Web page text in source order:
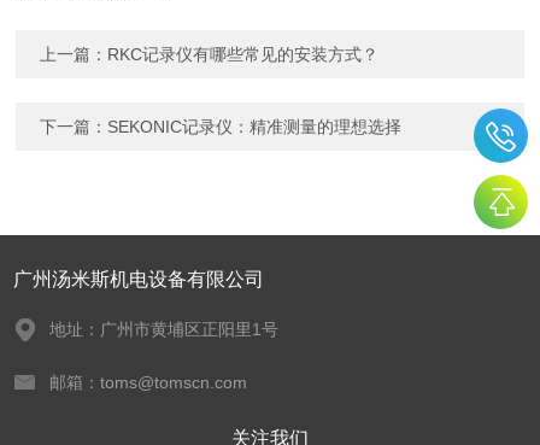
上一篇： RKC记录仪有哪些常见的安装方式？
下一篇： SEKONIC记录仪：精准测量的理想选择
广州汤米斯机电设备有限公司
地址：广州市黄埔区正阳里1号
邮箱：toms@tomscn.com
关注我们